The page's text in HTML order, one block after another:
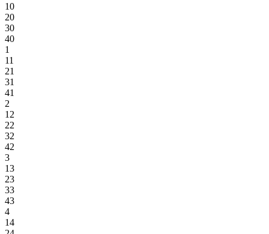
10
20
30
40
1
11
21
31
41
2
12
22
32
42
3
13
23
33
43
4
14